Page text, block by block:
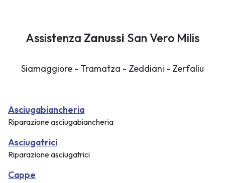
Assistenza Zanussi San Vero Milis
Siamaggiore - Tramatza - Zeddiani - Zerfaliu
Asciugabiancheria
Riparazione asciugabiancheria
Asciugatrici
Riparazione asciugatrici
Cappe